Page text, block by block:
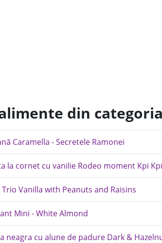
din
Caramella - Secretele Ramonei
la cornet cu vanilie Rodeo moment Kpi Kpi
Vanilla with Peanuts and Raisins
Mini - White Almond
neagra cu alune de padure Dark &